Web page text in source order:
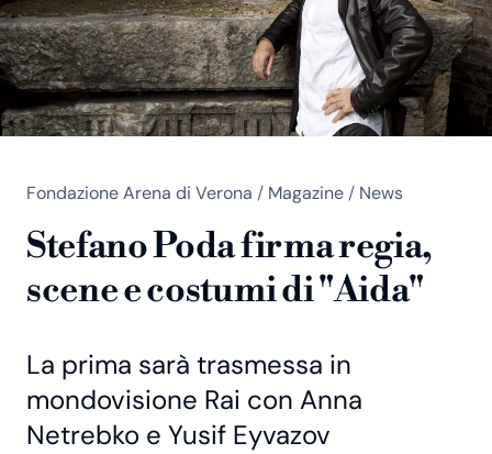
Fondazione Arena di Verona / Magazine/ News
Stefano Poda firma regia,
scene e costumi di "Aida"
La prima sarà trasmessa in
mondovisione Rai con Anna
Netrebko e Yusif Eyvazov